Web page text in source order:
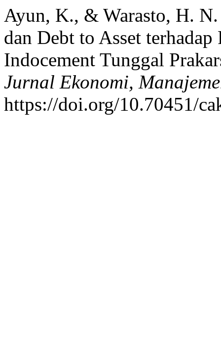
Ayun, K., & Warasto, H.
dan Debt to Asset
Indocement Tunggal
Jurnal Ekonomi,
https://doi.org/10.70451/